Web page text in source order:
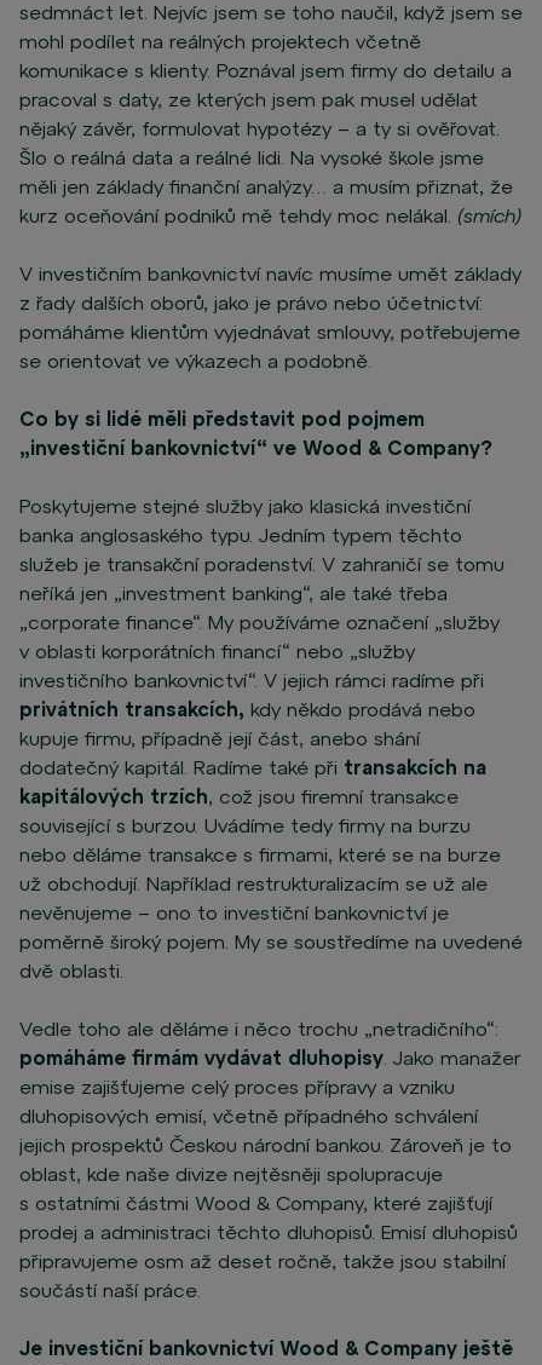
sedmnáct let. Nejvíc jsem se toho naučil, když jsem se
mohl podílet na reálných projektech včetně
komunikace s klienty. Poznával jsem firmy do detailu a
pracoval s daty, ze kterých jsem pak musel udělat
nějaký závěr, formulovat hypotézy – a ty si ověřovat.
Šlo o reálná data a reálné lidi. Na vysoké škole jsme
měli jen základy finanční analýzy… a musím přiznat, že
kurz oceňování podniků mě tehdy moc nelákal. (smích)
V investičním bankovnictví navíc musíme umět základy
z řady dalších oborů, jako je právo nebo účetnictví:
pomáháme klientům vyjednávat smlouvy, potřebujeme
se orientovat ve výkazech a podobně.
Co by si lidé měli představit pod pojmem
„investiční bankovnictví“ ve Wood & Company?
Poskytujeme stejné služby jako klasická investiční
banka anglosaského typu. Jedním typem těchto
služeb je transakční poradenství. V zahraničí se tomu
neříká jen „investment banking“, ale také třeba
„corporate finance“. My používáme označení „služby
v oblasti korporátních financí“ nebo „služby
investičního bankovnictví“. V jejich rámci radíme při
privátních transakcích, kdy někdo prodává nebo
kupuje firmu, případně její část, anebo shání
dodatečný kapitál. Radíme také při transakcích na
kapitálových trzích, což jsou firemní transakce
související s burzou. Uvádíme tedy firmy na burzu
nebo děláme transakce s firmami, které se na burze
už obchodují. Například restrukturalizacím se už ale
nevěnujeme – ono to investiční bankovnictví je
poměrně široký pojem. My se soustředíme na uvedené
dvě oblasti.
Vedle toho ale děláme i něco trochu „netradičního“:
pomáháme firmám vydávat dluhopisy . Jako manažer
emise zajišťujeme celý proces přípravy a vzniku
dluhopisových emisí, včetně případného schválení
jejich prospektů Českou národní bankou. Zároveň je to
oblast, kde naše divize nejtěsněji spolupracuje
s ostatními částmi Wood & Company, které zajišťují
prodej a administraci těchto dluhopisů. Emisí dluhopisů
připravujeme osm až deset ročně, takže jsou stabilní
součástí naší práce.
Je investiční bankovnictví Wood & Company ještě